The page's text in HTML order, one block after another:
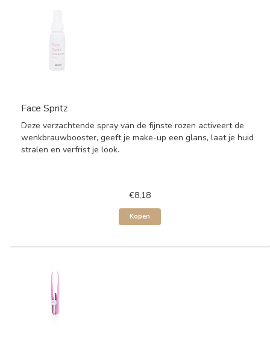
Face Spritz
Deze verzachtende spray van de fijnste rozen activeert de
wenkbrauwbooster, geeft je make-up een glans, laat je huid
stralen en verfrist je look.
€8,18
Kopen